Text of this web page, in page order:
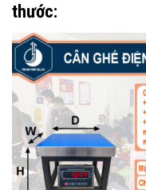
thước: